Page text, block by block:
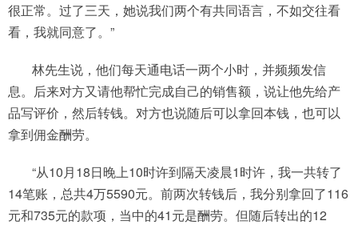
很正常。过了三天，她说我们两个有共同语言，不如交往看
看，我就同意了。”
林先生说，他们每天通电话一两个小时，并频频发信
息。后来对方又请他帮忙完成自己的销售额，说让他先给产
品写评价，然后转钱。对方也说随后可以拿回本钱，也可以
拿到佣金酬劳。
“从10月18日晚上10时许到隔天凌晨1时许，我一共转了
14笔账，总共4万5590元。前两次转钱后，我分别拿回了116
元和735元的款项，当中的41元是酬劳。但随后转出的12